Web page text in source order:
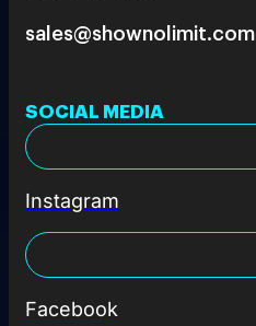
sales@shownolimit.com
SOCIAL MEDIA
Instagram
Facebook